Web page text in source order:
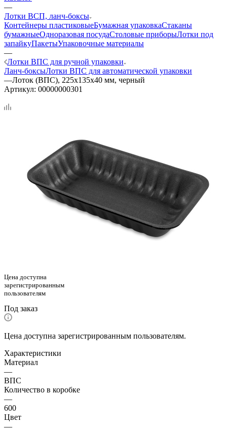
—
Лотки ВСП, ланч-боксы
Контейнеры пластиковыеБумажная упаковкаСтаканы
бумажныеОдноразовая посудаСтоловые приборыЛотки под
запайкуПакетыУпаковочные материалы
—
Лотки ВПС для ручной упаковки
Ланч-боксыЛотки ВПС для автоматической упаковки
—Лоток (ВПС), 225х135х40 мм, черный
Артикул: 00000000301
Цена доступна
зарегистрированным
пользователям
Под заказ
Цена доступна зарегистрированным пользователям.
Характеристики
Материал
—
ВПС
Количество в коробке
—
600
Цвет